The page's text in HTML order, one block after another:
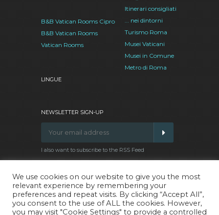
B&B Vatican Rooms Cipro
B&B Vatican Rooms
Vatican Rooms
LINGUE
Itinerari consigliati
... nei dintorni
Turismo Roma
Musei Vaticani
Musei in Comune
Metro di Roma
NEWSLETTER SIGN-UP
I also want to subscribe to the RSS Feed
Facebook
Google
Plus
TwitterPinterest
We use cookies on our website to give you the most
relevant experience by remembering your
preferences and repeat visits. By clicking “Accept All”,
you consent to the use of ALL the cookies. However,
you may visit "Cookie Settings" to provide a controlled